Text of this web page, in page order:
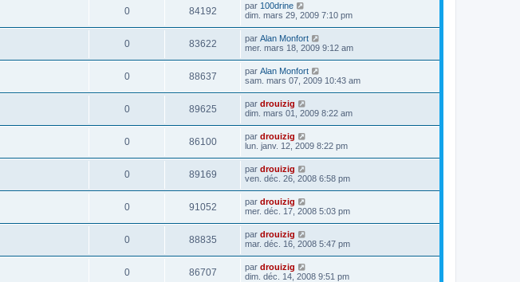
0 84192 par 100drine
dim. mars 29, 2009 7:10 pm
0 83622 par Alan Monfort
mer. mars 18, 2009 9:12 am
0 88637 par Alan Monfort
sam. mars 07, 2009 10:43 am
0 89625 par drouizig
dim. mars 01, 2009 8:22 am
0 86100 par drouizig
lun. janv. 12, 2009 8:22 pm
0 89169 par drouizig
ven. déc. 26, 2008 6:58 pm
0 91052 par drouizig
mer. déc. 17, 2008 5:03 pm
0 88835 par drouizig
mar. déc. 16, 2008 5:47 pm
0 86707 par drouizig
dim. déc. 14, 2008 9:51 pm